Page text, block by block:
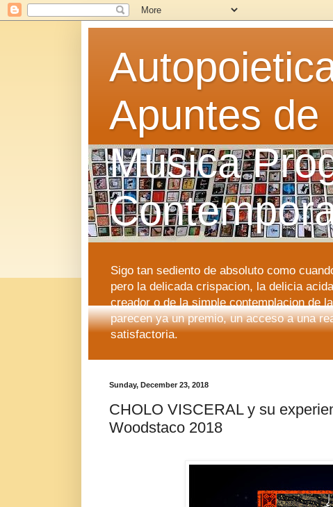
Apuntes de
Musica
Sigo tan sediento de absoluto como
pero la delicada crispacion, la delicia
creador o de la simple contemplacion de
parecen ya un premio, un acceso a una
satisfactoria.
Sunday, December 23, 2018
CHOLO VISCERAL y su
Woodstaco 2018